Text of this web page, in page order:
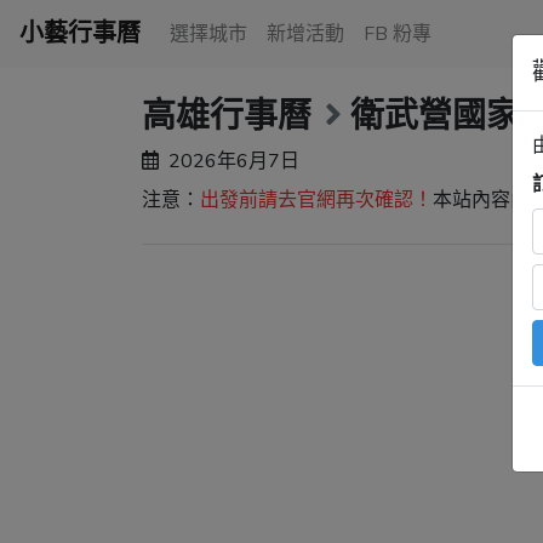
小藝行事曆 選擇城市 新增活動 FB 粉專
高雄行事曆 衛武營國家
2026年6月7日
注意： 出發前請去官網再次確認！ 本站內容由